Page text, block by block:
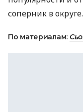
соперник в округе.
По материалам: